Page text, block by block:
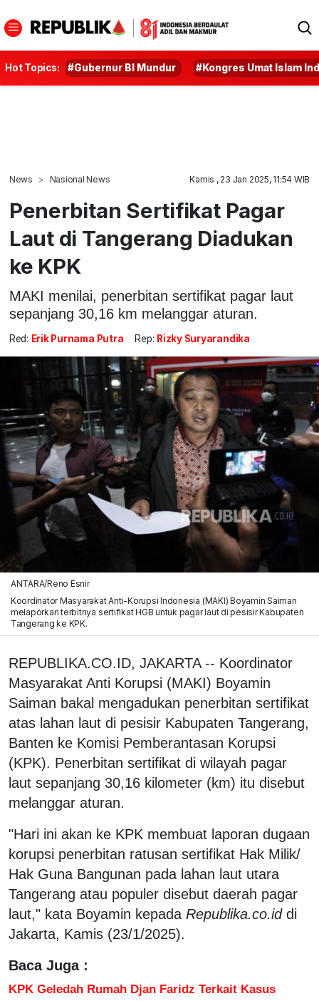
Hot Topics: #Gubernur BI Mundur #Kongres Umat Islam
News Nasional News Kamis , 23 Jan 2025, 11:54 WIB
Penerbitan Sertifikat Pagar
Laut di Tangerang Diadukan
ke KPK
MAKI menilai, penerbitan sertifikat pagar laut
sepanjang 30,16 km melanggar aturan.
Red: Erik Purnama Putra Rep: Rizky Suryarandika
ANTARA/Reno Esnir
Koordinator Masyarakat Anti-Korupsi Indonesia (MAKI) Boyamin Saiman
melaporkan terbitnya sertifikat HGB untuk pagar laut di pesisir Kabupaten
Tangerang ke KPK.
REPUBLIKA.CO.ID, JAKARTA -- Koordinator
Masyarakat Anti Korupsi (MAKI) Boyamin
Saiman bakal mengadukan penerbitan sertifikat
atas lahan laut di pesisir Kabupaten Tangerang,
Banten ke Komisi Pemberantasan Korupsi
(KPK). Penerbitan sertifikat di wilayah pagar
laut sepanjang 30,16 kilometer (km) itu disebut
melanggar aturan.
"Hari ini akan ke KPK membuat laporan dugaan
korupsi penerbitan ratusan sertifikat Hak Milik/
Hak Guna Bangunan pada lahan laut utara
Tangerang atau populer disebut daerah pagar
laut," kata Boyamin kepada Republika.co.iddi
Jakarta, Kamis (23/1/2025).
Baca Juga :
KPK Geledah Rumah Djan Faridz Terkait Kasus